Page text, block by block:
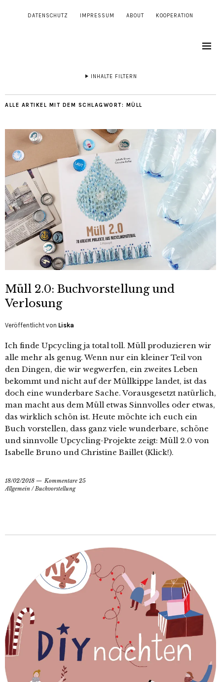
DATENSCHUTZ IMPRESSUM ABOUT KOOPERATION
INHALTE FILTERN
ALLE ARTIKEL MIT DEM SCHLAGWORT: MÜLL
Müll 2.0: Buchvorstellung und
Verlosung
Veröffentlicht von Liska
Ich finde Upcycling ja total toll. Müll produzieren wir
alle mehr als genug. Wenn nur ein kleiner Teil von
den Dingen, die wir wegwerfen, ein zweites Leben
bekommt und nicht auf der Müllkippe landet, ist das
doch eine wunderbare Sache. Vorausgesetzt natürlich,
man macht aus dem Müll etwas Sinnvolles oder etwas,
das wirklich schön ist. Heute möchte ich euch ein
Buch vorstellen, dass ganz viele wunderbare, schöne
und sinnvolle Upcycling-Projekte zeigt: Müll 2.0 von
Isabelle Bruno und Christine Baillet (Klick!).
18/02/2018
Kommentare 25
Allgemein /Buchvorstellung